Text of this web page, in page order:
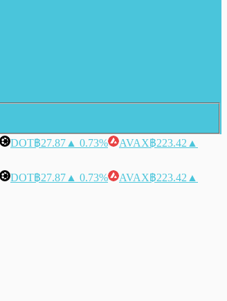
DOT฿27.87 ▲ 0.73% AVAX฿223.42 ▲
DOT฿27.87 ▲ 0.73% AVAX฿223.42 ▲